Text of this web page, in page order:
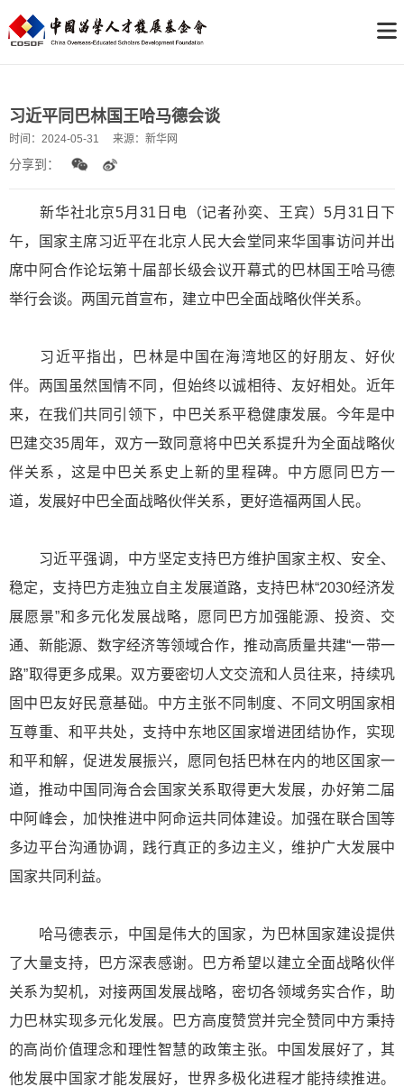
习近平同巴林国王哈马德会谈
时间： 2024-05-31 来源： 新华网
分享到：
新华社北京5月31日电（记者孙奕、王宾）5月31日下
午，国家主席习近平在北京人民大会堂同来华国事访问并出
席中阿合作论坛第十届部长级会议开幕式的巴林国王哈马德
举行会谈。两国元首宣布，建立中巴全面战略伙伴关系。
习近平指出，巴林是中国在海湾地区的好朋友、好伙
伴。两国虽然国情不同，但始终以诚相待、友好相处。近年
来，在我们共同引领下，中巴关系平稳健康发展。今年是中
巴建交35周年，双方一致同意将中巴关系提升为全面战略伙
伴关系，这是中巴关系史上新的里程碑。中方愿同巴方一
道，发展好中巴全面战略伙伴关系，更好造福两国人民。
习近平强调，中方坚定支持巴方维护国家主权、安全、
稳定，支持巴方走独立自主发展道路，支持巴林“2030经济发
展愿景”和多元化发展战略，愿同巴方加强能源、投资、交
通、新能源、数字经济等领域合作，推动高质量共建“一带一
路”取得更多成果。双方要密切人文交流和人员往来，持续巩
固中巴友好民意基础。中方主张不同制度、不同文明国家相
互尊重、和平共处，支持中东地区国家增进团结协作，实现
和平和解，促进发展振兴，愿同包括巴林在内的地区国家一
道，推动中国同海合会国家关系取得更大发展，办好第二届
中阿峰会，加快推进中阿命运共同体建设。加强在联合国等
多边平台沟通协调，践行真正的多边主义，维护广大发展中
国家共同利益。
哈马德表示，中国是伟大的国家，为巴林国家建设提供
了大量支持，巴方深表感谢。巴方希望以建立全面战略伙伴
关系为契机，对接两国发展战略，密切各领域务实合作，助
力巴林实现多元化发展。巴方高度赞赏并完全赞同中方秉持
的高尚价值理念和理性智慧的政策主张。中国发展好了，其
他发展中国家才能发展好，世界多极化进程才能持续推进。